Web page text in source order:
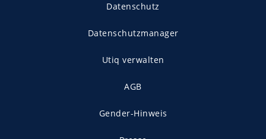
Datenschutz
Datenschutzmanager
Utiq verwalten
AGB
Gender-Hinweis